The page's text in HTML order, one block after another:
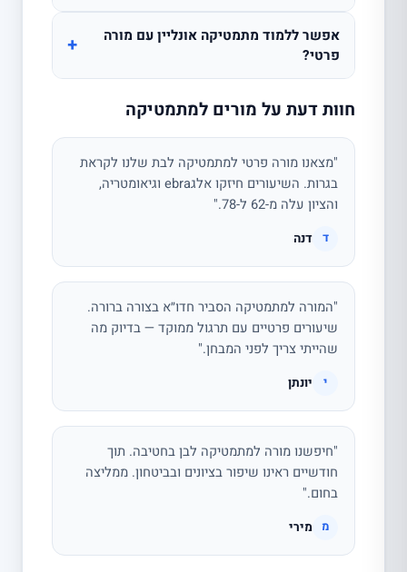
אפשר ללמוד מתמטיקה אונליין עם מורה
פרטי?
+
חוות דעת על מורים למתמטיקה
"מצאנו מורה פרטי למתמטיקה לבת שלנו לקראת
בגרות. השיעורים חיזקו אלגebra וגיאומטריה,
והציון עלה מ-62 ל-78."
ד דנה
"המורה למתמטיקה הסביר חדו״א בצורה ברורה.
שיעורים פרטיים עם תרגול ממוקד — בדיוק מה
שהייתי צריך לפני המבחן."
י יונתן
"חיפשנו מורה למתמטיקה לבן בחטיבה. תוך
חודשיים ראינו שיפור בציונים ובביטחון. ממליצה
בחום."
מ מירי